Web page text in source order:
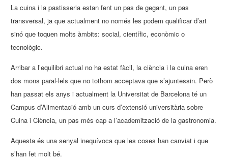
La cuina i la pastisseria estan fent un pas de gegant, un pas
transversal, ja que actualment no només les podem qualificar d’art
sinó que toquen molts àmbits: social, científic, econòmic o
tecnològic.
Arribar a l’equilibri actual no ha estat fàcil, la ciència i la cuina eren
dos mons paral·lels que no tothom acceptava que s’ajuntessin. Però
han passat els anys i actualment la Universitat de Barcelona té un
Campus d’Alimentació amb un curs d’extensió universitària sobre
Cuina i Ciència, un pas més cap a l’academització de la gastronomia.
Aquesta és una senyal inequívoca que les coses han canviat i que
s’han fet molt bé.